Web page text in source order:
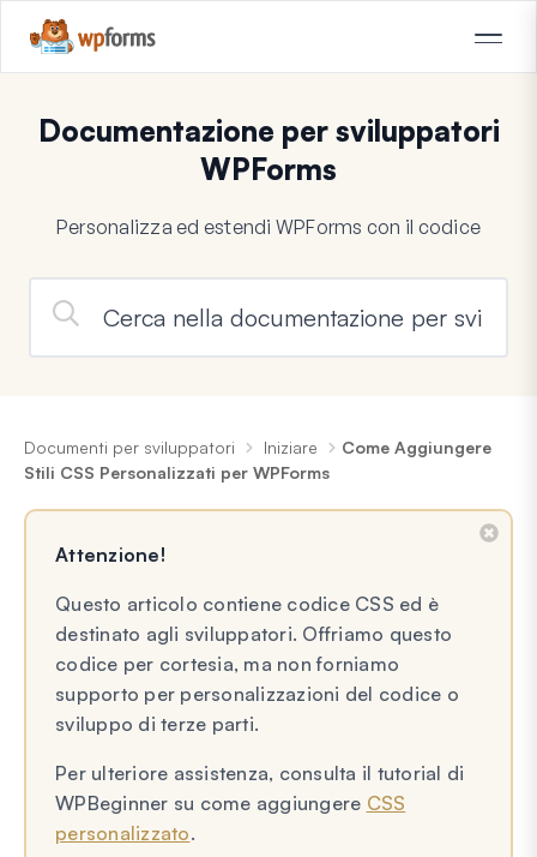
Documentazione per sviluppatori
WPForms
Personalizza ed estendi WPForms con il codice
Documenti per sviluppatori Iniziare
Come Aggiungere
Stili CSS Personalizzati per WPForms
Attenzione!
Questo articolo contiene codice CSS ed è
destinato agli sviluppatori. Offriamo questo
codice per cortesia, ma non forniamo
supporto per personalizzazioni del codice o
sviluppo di terze parti.
Per ulteriore assistenza, consulta il tutorial di
WPBeginner su come aggiungere CSS
personalizzato.